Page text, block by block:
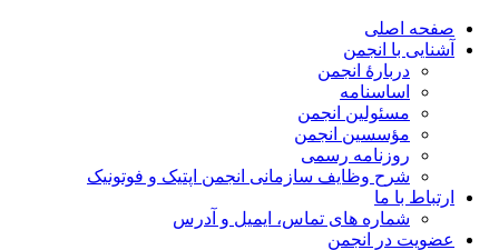
صفحه اصلی
آشنایی با انجمن
دربارۀ انجمن
اساسنامه
مسئولین انجمن
مؤسسین انجمن
روزنامه رسمی
شرح وظایف سازمانی انجمن اپتیک و فوتونیک
ارتباط با ما
شماره های تماس، ایمیل و آدرس
عضویت در انجمن